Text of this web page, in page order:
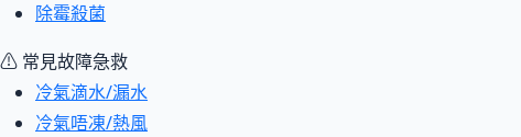
除霉殺菌
⚠ 常見故障急救
冷氣滴水/漏水
冷氣唔凍/熱風